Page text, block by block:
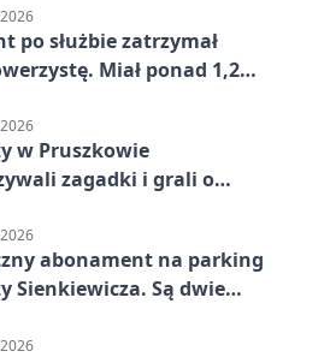
po służbie zatrzymał
Miał ponad 1,2
w Pruszkowie
zagadki i grali o
abonament na parking
Sienkiewicza. Są dwie